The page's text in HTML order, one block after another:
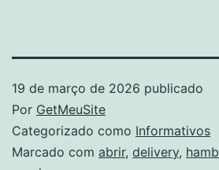
19 de março de 2026 publicado
Por GetMeuSite
Categorizado como Informativos
Marcado com abrir, delivery,